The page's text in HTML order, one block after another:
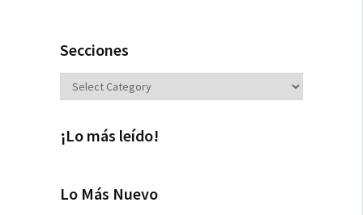
Secciones
Secciones
¡Lo más leído!
Lo Más Nuevo